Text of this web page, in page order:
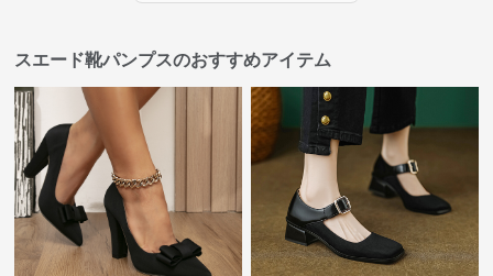
スエード靴パンプスのおすすめアイテム